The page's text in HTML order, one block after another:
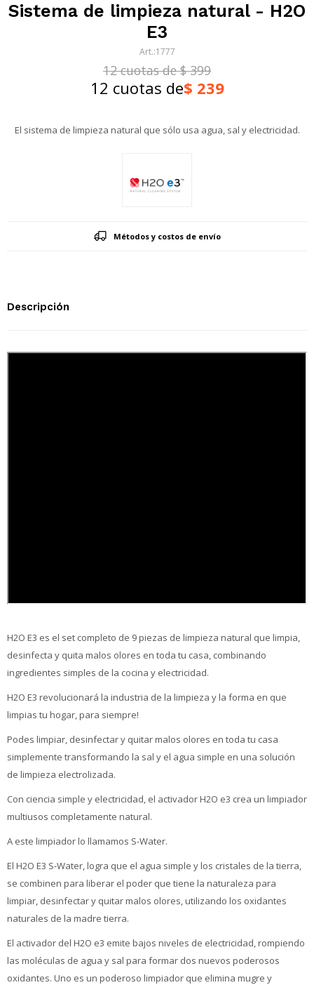
Sistema de limpieza natural - H2O
E3
1777
12 cuotas de $ 399
12 cuotas de$ 239
El sistema de limpieza natural que sólo usa agua, sal y electricidad.
Métodos y costos de envío
Descripción
H2O E3 es el set completo de 9 piezas de limpieza natural que limpia,
desinfecta y quita malos olores en toda tu casa, combinando
ingredientes simples de la cocina y electricidad.
H2O E3 revolucionará la industria de la limpieza y la forma en que
limpias tu hogar, para siempre!
Podes limpiar, desinfectar y quitar malos olores en toda tu casa
simplemente transformando la sal y el agua simple en una solución
de limpieza electrolizada.
Con ciencia simple y electricidad, el activador H2O e3 crea un limpiador
multiusos completamente natural.
A este limpiador lo llamamos S-Water.
El H2O E3 S-Water, logra que el agua simple y los cristales de la tierra,
se combinen para liberar el poder que tiene la naturaleza para
limpiar, desinfectar y quitar malos olores, utilizando los oxidantes
naturales de la madre tierra.
El activador del H2O e3 emite bajos niveles de electricidad, rompiendo
las moléculas de agua y sal para formar dos nuevos poderosos
oxidantes. Uno es un poderoso limpiador que elimina mugre y